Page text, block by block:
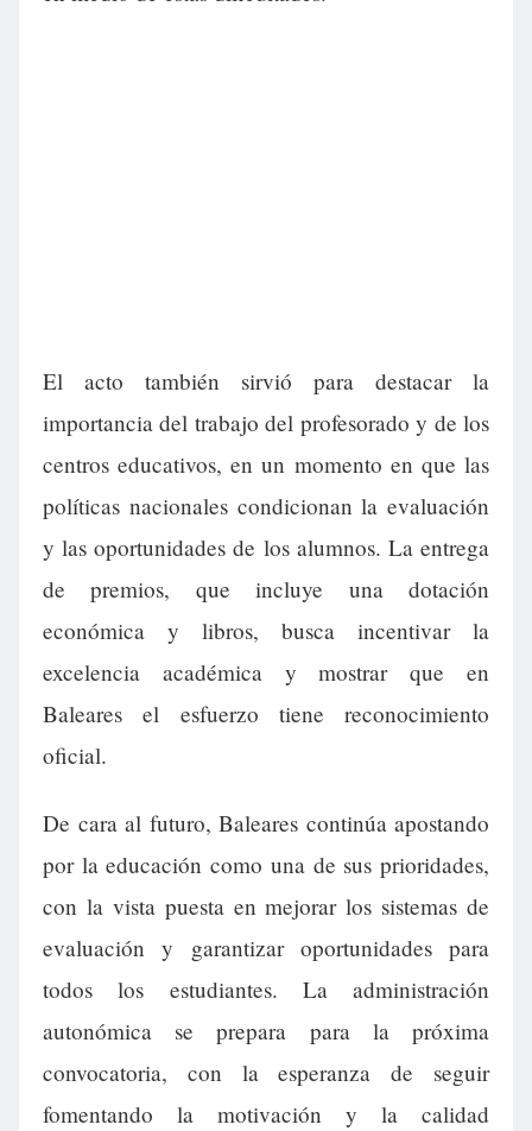
El acto también sirvió para destacar la
importancia del trabajo del profesorado y de los
centros educativos, en un momento en que las
políticas nacionales condicionan la evaluación
y las oportunidades de los alumnos. La entrega
de premios, que incluye una dotación
económica y libros, busca incentivar la
excelencia académica y mostrar que en
Baleares el esfuerzo tiene reconocimiento
oficial.
De cara al futuro, Baleares continúa apostando
por la educación como una de sus prioridades,
con la vista puesta en mejorar los sistemas de
evaluación y garantizar oportunidades para
todos los estudiantes. La administración
autonómica se prepara para la próxima
convocatoria, con la esperanza de seguir
fomentando la motivación y la calidad